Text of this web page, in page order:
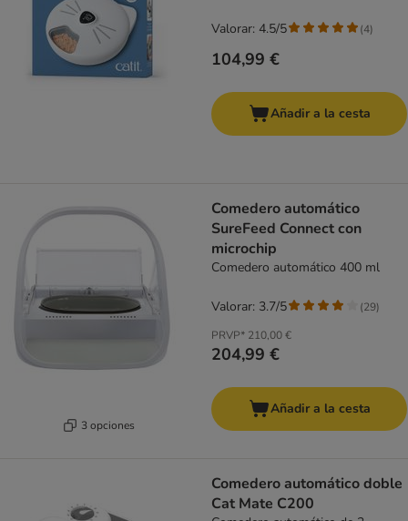
104,99 €
Valorar: 4.5/5 (4)
Añadir a la cesta
3 opciones
Comedero automático
SureFeed Connect con
microchip
Comedero automático 400 ml
PRVP* 210,00 €
204,99 €
Valorar: 3.7/5 (29)
Añadir a la cesta
Comedero automático doble
Cat Mate C200